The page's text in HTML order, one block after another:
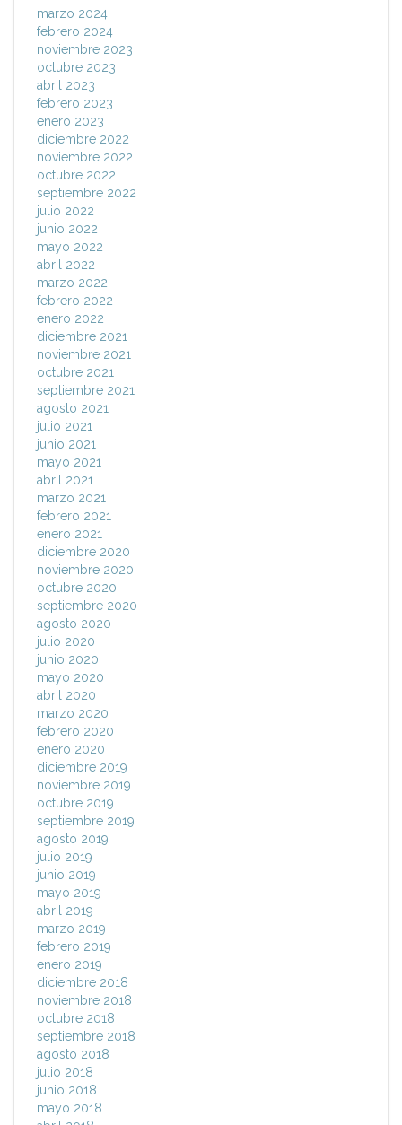
marzo 2024
febrero 2024
noviembre 2023
octubre 2023
abril 2023
febrero 2023
enero 2023
diciembre 2022
noviembre 2022
octubre 2022
septiembre 2022
julio 2022
junio 2022
mayo 2022
abril 2022
marzo 2022
febrero 2022
enero 2022
diciembre 2021
noviembre 2021
octubre 2021
septiembre 2021
agosto 2021
julio 2021
junio 2021
mayo 2021
abril 2021
marzo 2021
febrero 2021
enero 2021
diciembre 2020
noviembre 2020
octubre 2020
septiembre 2020
agosto 2020
julio 2020
junio 2020
mayo 2020
abril 2020
marzo 2020
febrero 2020
enero 2020
diciembre 2019
noviembre 2019
octubre 2019
septiembre 2019
agosto 2019
julio 2019
junio 2019
mayo 2019
abril 2019
marzo 2019
febrero 2019
enero 2019
diciembre 2018
noviembre 2018
octubre 2018
septiembre 2018
agosto 2018
julio 2018
junio 2018
mayo 2018